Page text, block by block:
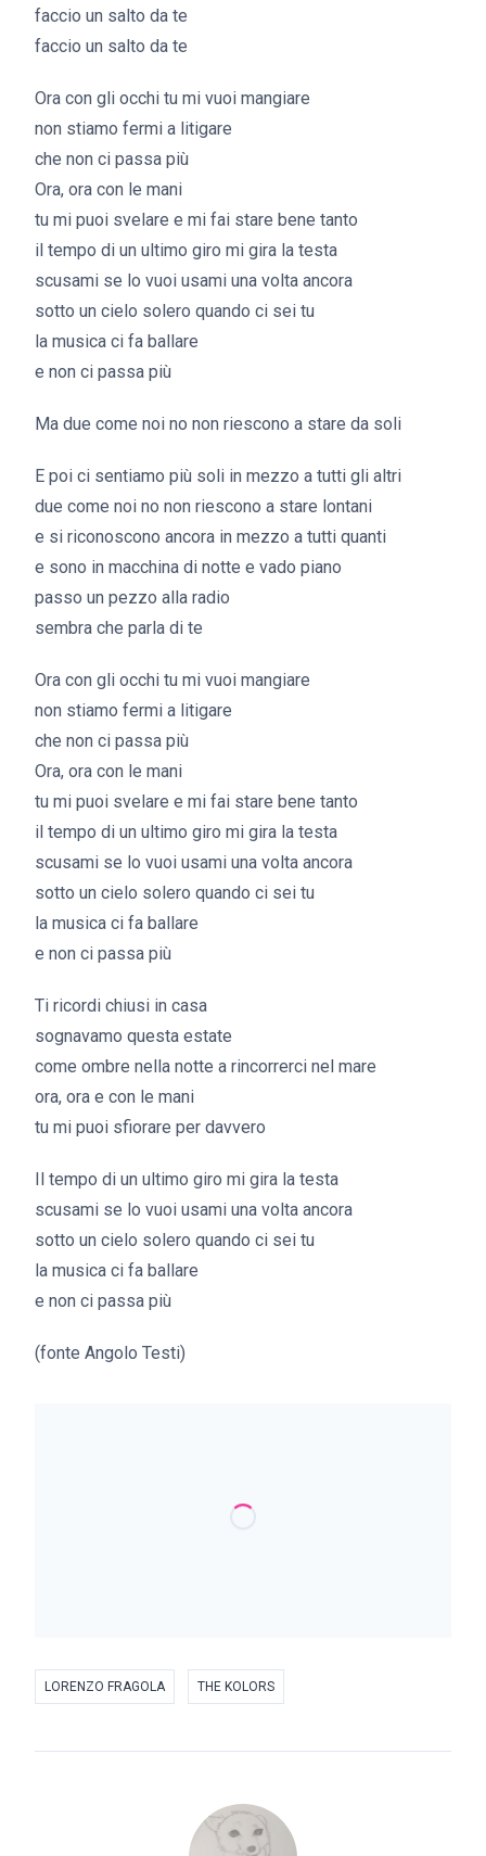
faccio un salto da te
faccio un salto da te
Ora con gli occhi tu mi vuoi mangiare
non stiamo fermi a litigare
che non ci passa più
Ora, ora con le mani
tu mi puoi svelare e mi fai stare bene tanto
il tempo di un ultimo giro mi gira la testa
scusami se lo vuoi usami una volta ancora
sotto un cielo solero quando ci sei tu
la musica ci fa ballare
e non ci passa più
Ma due come noi no non riescono a stare da soli
E poi ci sentiamo più soli in mezzo a tutti gli altri
due come noi no non riescono a stare lontani
e si riconoscono ancora in mezzo a tutti quanti
e sono in macchina di notte e vado piano
passo un pezzo alla radio
sembra che parla di te
Ora con gli occhi tu mi vuoi mangiare
non stiamo fermi a litigare
che non ci passa più
Ora, ora con le mani
tu mi puoi svelare e mi fai stare bene tanto
il tempo di un ultimo giro mi gira la testa
scusami se lo vuoi usami una volta ancora
sotto un cielo solero quando ci sei tu
la musica ci fa ballare
e non ci passa più
Ti ricordi chiusi in casa
sognavamo questa estate
come ombre nella notte a rincorrerci nel mare
ora, ora e con le mani
tu mi puoi sfiorare per davvero
Il tempo di un ultimo giro mi gira la testa
scusami se lo vuoi usami una volta ancora
sotto un cielo solero quando ci sei tu
la musica ci fa ballare
e non ci passa più
(fonte Angolo Testi)
LORENZO FRAGOLA THE KOLORS